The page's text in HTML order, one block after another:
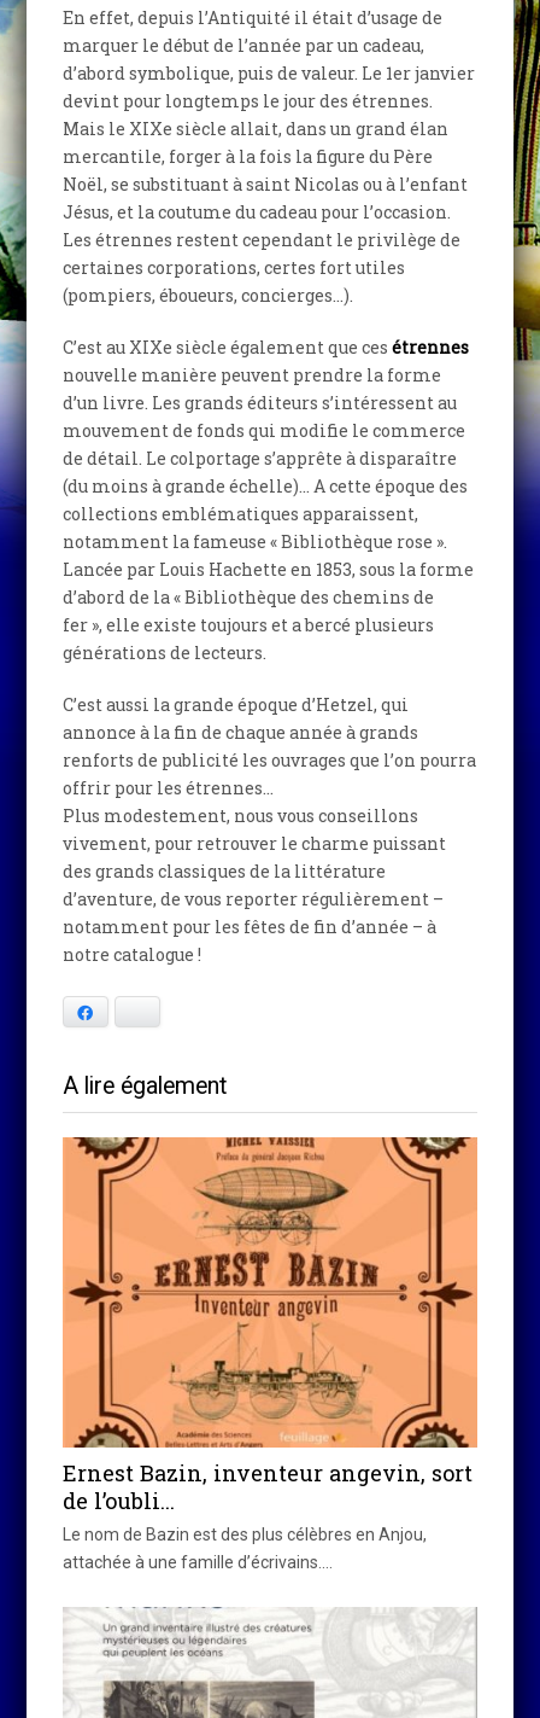
En effet, depuis l’Antiquité il était d’usage de
marquer le début de l’année par un cadeau,
d’abord symbolique, puis de valeur. Le 1er janvier
devint pour longtemps le jour des étrennes.
Mais le XIXe siècle allait, dans un grand élan
mercantile, forger à la fois la figure du Père
Noël, se substituant à saint Nicolas ou à l’enfant
Jésus, et la coutume du cadeau pour l’occasion.
Les étrennes restent cependant le privilège de
certaines corporations, certes fort utiles
(pompiers, éboueurs, concierges…).
C’est au XIXe siècle également que cesétrennes
nouvelle manière peuvent prendre la forme
d’un livre. Les grands éditeurs s’intéressent au
mouvement de fonds qui modifie le commerce
de détail. Le colportage s’apprête à disparaître
(du moins à grande échelle)… A cette époque des
collections emblématiques apparaissent,
notamment la fameuse « Bibliothèque rose ».
Lancée par Louis Hachette en 1853, sous la forme
d’abord de la « Bibliothèque des chemins de
fer », elle existe toujours et a bercé plusieurs
générations de lecteurs.
C’est aussi la grande époque d’Hetzel, qui
annonce à la fin de chaque année à grands
renforts de publicité les ouvrages que l’on pourra
offrir pour les étrennes…
Plus modestement, nous vous conseillons
vivement, pour retrouver le charme puissant
des grands classiques de la littérature
d’aventure, de vous reporter régulièrement –
notamment pour les fêtes de fin d’année – à
notre catalogue !
A lire également
Ernest Bazin, inventeur angevin, sort
de l’oubli…
Le nom de Bazin est des plus célèbres en Anjou,
attachée à une famille d’écrivains.…